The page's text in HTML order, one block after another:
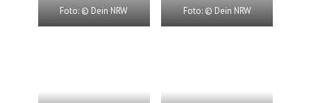
Foto: © Dein NRW Foto: © Dein NRW